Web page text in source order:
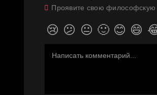
Проявите свою философскую
😢 😕 😐 🙂 😊 😄